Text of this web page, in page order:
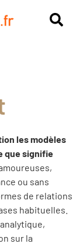
les modèles
que signifie
ou sans
de relations
habituelles.
sur la